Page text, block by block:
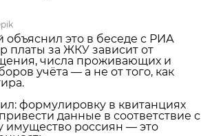
объяснил это в беседе с РИА
платы за ЖКУ зависит от
числа проживающих и
учёта — а не от того, как
формулировку в квитанциях
данные в соответствие с
имущество россиян — это